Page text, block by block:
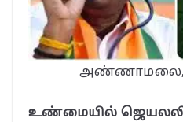
அண்ணாமலை,
உண்மையில்